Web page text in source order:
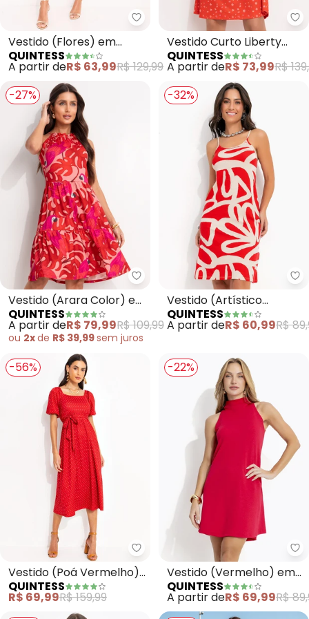
Quintess - Vestido (Flores) em
Vestido (Flores) em
Malha Fria
QUINTESS
A partir deR$ 63,99R$ 129,99
Vestido Curto Liberty
Vermelho com Mangas
Bufantes e Decote
Quadrado
QUINTESS
A partir deR$ 73,99R$
-27%
Quintess - Vestido (Arara
Vestido (Arara Color) em
Malha Fria
QUINTESS
A partir deR$ 79,99R$ 109,99
ou 2xde R$ 39,99sem juros
-32%
Vestido (Artístico
Vermelho)
QUINTESS
A partir deR$ 60,99R$
-56%
Quintess - Vestido (Poá
Vestido (Poá Vermelho)
em Malha Fria
QUINTESS
R$ 69,99R$ 159,99
-22%
Vestido (Vermelho) em
Malha Crepe
QUINTESS
A partir deR$ 69,99R$